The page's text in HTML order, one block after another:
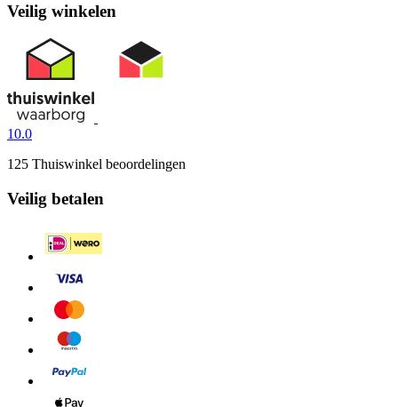
Veilig winkelen
10.0
125 Thuiswinkel beoordelingen
Veilig betalen